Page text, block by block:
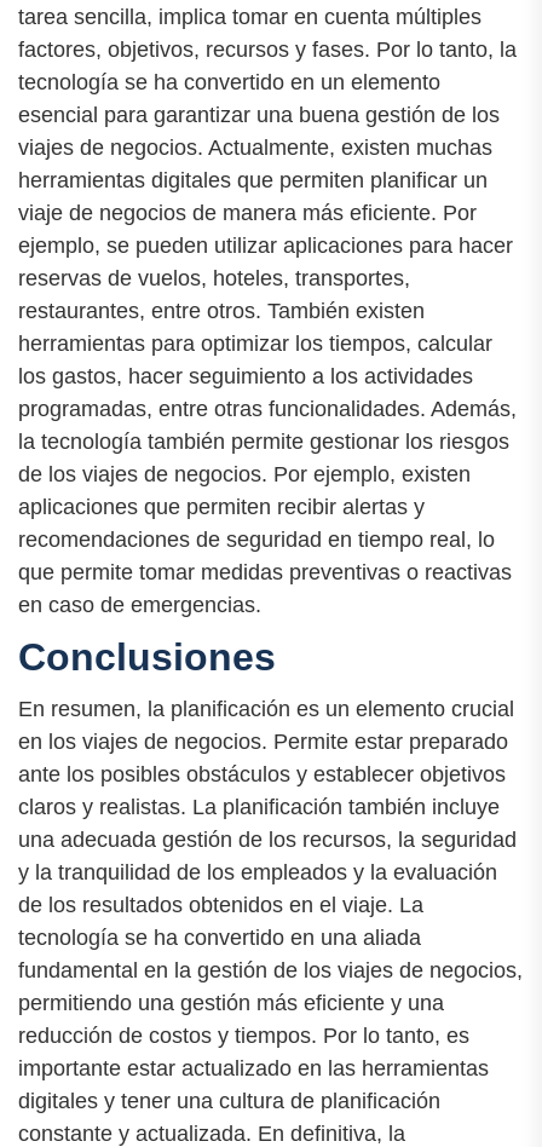
tarea sencilla, implica tomar en cuenta múltiples
factores, objetivos, recursos y fases. Por lo tanto, la
tecnología se ha convertido en un elemento
esencial para garantizar una buena gestión de los
viajes de negocios. Actualmente, existen muchas
herramientas digitales que permiten planificar un
viaje de negocios de manera más eficiente. Por
ejemplo, se pueden utilizar aplicaciones para hacer
reservas de vuelos, hoteles, transportes,
restaurantes, entre otros. También existen
herramientas para optimizar los tiempos, calcular
los gastos, hacer seguimiento a los actividades
programadas, entre otras funcionalidades. Además,
la tecnología también permite gestionar los riesgos
de los viajes de negocios. Por ejemplo, existen
aplicaciones que permiten recibir alertas y
recomendaciones de seguridad en tiempo real, lo
que permite tomar medidas preventivas o reactivas
en caso de emergencias.
Conclusiones
En resumen, la planificación es un elemento crucial
en los viajes de negocios. Permite estar preparado
ante los posibles obstáculos y establecer objetivos
claros y realistas. La planificación también incluye
una adecuada gestión de los recursos, la seguridad
y la tranquilidad de los empleados y la evaluación
de los resultados obtenidos en el viaje. La
tecnología se ha convertido en una aliada
fundamental en la gestión de los viajes de negocios,
permitiendo una gestión más eficiente y una
reducción de costos y tiempos. Por lo tanto, es
importante estar actualizado en las herramientas
digitales y tener una cultura de planificación
constante y actualizada. En definitiva, la